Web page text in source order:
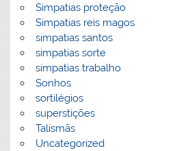
Simpatias proteção
Simpatias reis magos
simpatias santos
simpatias sorte
simpatias trabalho
Sonhos
sortilégios
superstições
Talismãs
Uncategorized